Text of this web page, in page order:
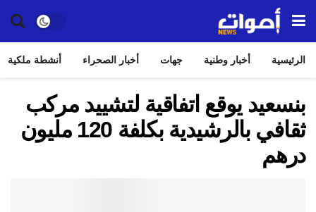
الرئيسية أخبار وطنية جهات أخبار الصحراء أنشطة ملكية
بنسعيد يوقع اتفاقية لتشييد مركب
ثقافي بالرشيدية بكلفة 120 مليون
درهم